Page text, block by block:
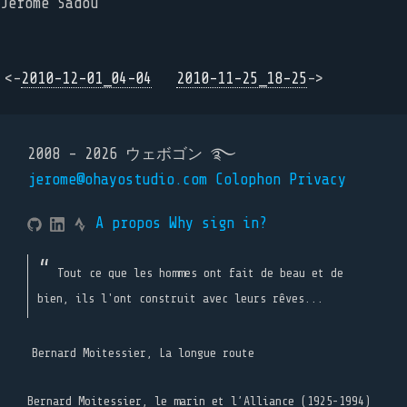
<-2010-12-01_04-04 2010-11-25_18-25->
2008 - 2026 ウェボゴン ࿐
jerome@ohayostudio.com Colophon Privacy
A propos Why sign in?
Tout ce que les hommes ont fait de beau et de
bien, ils l'ont construit avec leurs rêves...
Bernard Moitessier, La longue route
Bernard Moitessier, le marin et l’Alliance (1925-1994)